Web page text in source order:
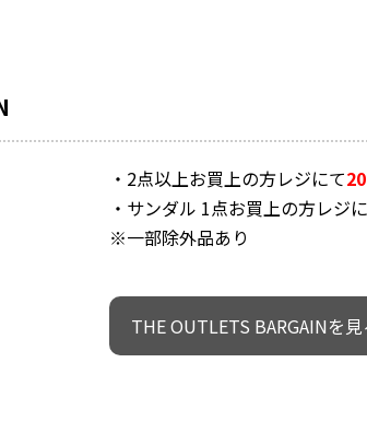
・2点以上お買上の方レジにて
・サンダル 1点お買上の方レジ
※一部除外品あり
THE OUTLETS BARGAINを見